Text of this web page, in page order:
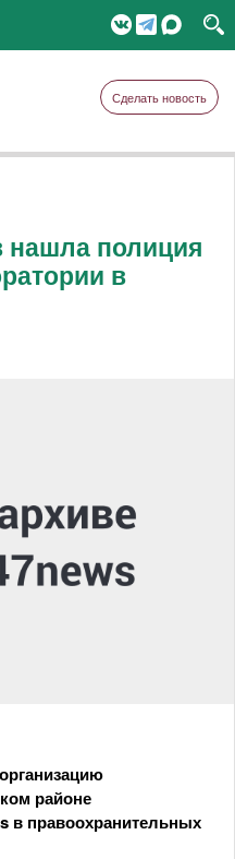
Сделать новость
нашла полиция
в
районе
в правоохранительных